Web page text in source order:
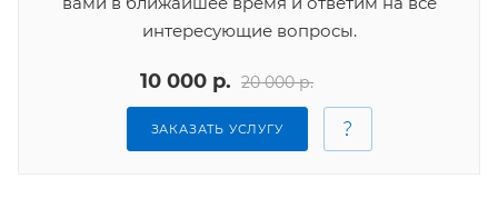
интересующие вопросы.
10 000 р. 20 000 р.
ЗАКАЗАТЬ УСЛУГУ